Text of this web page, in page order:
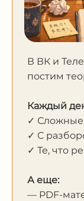
В ВК и
постим
Каждый
✓
✓ С
✓ Те, что
А еще:
— PDF-